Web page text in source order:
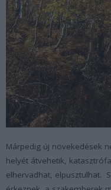
Márpedig új növekedések
helyét átvehetik,
elhervadhat, elpusztulhat.